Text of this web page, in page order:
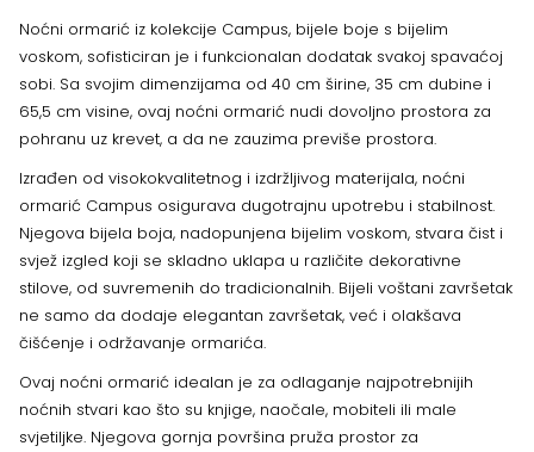
Noćni ormarić iz kolekcije Campus, bijele boje s bijelim
voskom, sofisticiran je i funkcionalan dodatak svakoj spavaćoj
sobi. Sa svojim dimenzijama od 40 cm širine, 35 cm dubine i
65,5 cm visine, ovaj noćni ormarić nudi dovoljno prostora za
pohranu uz krevet, a da ne zauzima previše prostora.
Izrađen od visokokvalitetnog i izdržljivog materijala, noćni
ormarić Campus osigurava dugotrajnu upotrebu i stabilnost.
Njegova bijela boja, nadopunjena bijelim voskom, stvara čist i
svjež izgled koji se skladno uklapa u različite dekorativne
stilove, od suvremenih do tradicionalnih. Bijeli voštani završetak
ne samo da dodaje elegantan završetak, već i olakšava
čišćenje i održavanje ormarića.
Ovaj noćni ormarić idealan je za odlaganje najpotrebnijih
noćnih stvari kao što su knjige, naočale, mobiteli ili male
svjetiljke. Njegova gornja površina pruža prostor za